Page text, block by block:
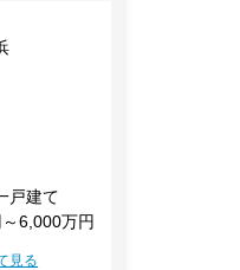
戸建て
6,000万円
見る